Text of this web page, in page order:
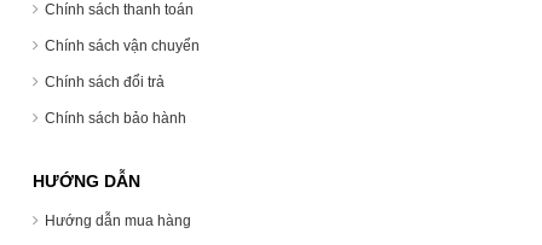
Chính sách thanh toán
Chính sách vận chuyển
Chính sách đổi trả
Chính sách bảo hành
HƯỚNG DẪN
Hướng dẫn mua hàng